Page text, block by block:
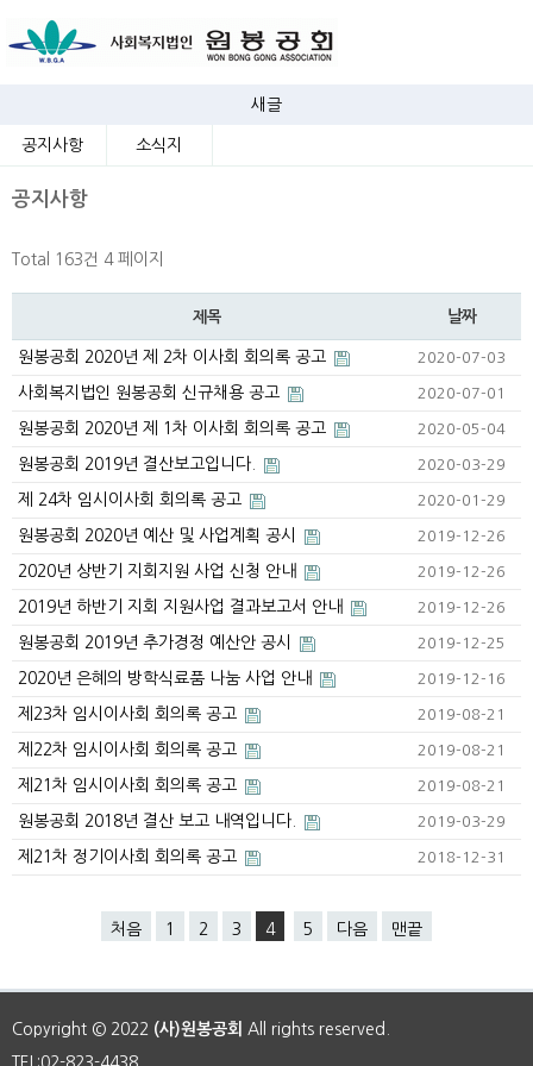
새글
공지사항 소식지
공지사항
Total 163건 4 페이지
제목 날짜
원봉공회 2020년 제 2차 이사회 회의록 공고 2020-07-03
사회복지법인 원봉공회 신규채용 공고 2020-07-01
원봉공회 2020년 제 1차 이사회 회의록 공고 2020-05-04
원봉공회 2019년 결산보고입니다. 2020-03-29
제 24차 임시이사회 회의록 공고 2020-01-29
원봉공회 2020년 예산 및 사업계획 공시 2019-12-26
2020년 상반기 지회지원 사업 신청 안내 2019-12-26
2019년 하반기 지회 지원사업 결과보고서 안내 2019-12-26
원봉공회 2019년 추가경정 예산안 공시 2019-12-25
2020년 은혜의 방학식료품 나눔 사업 안내 2019-12-16
제23차 임시이사회 회의록 공고 2019-08-21
제22차 임시이사회 회의록 공고 2019-08-21
제21차 임시이사회 회의록 공고 2019-08-21
원봉공회 2018년 결산 보고 내역입니다. 2019-03-29
제21차 정기이사회 회의록 공고 2018-12-31
처음 1 2 3 4 5 다음 맨끝
Copyright © 2022 (사)원봉공회 All rights reserved.
TEL:02-823-4438